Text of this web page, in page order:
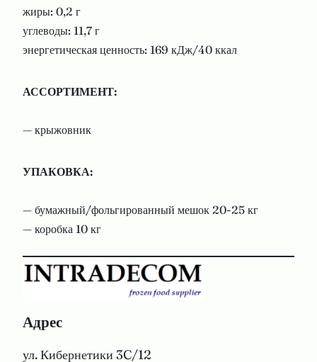
жиры: 0,2 г
углеводы: 11,7 г
энергетическая ценность: 169 кДж/40 ккал
АССОРТИМЕНТ:
— крыжовник
УПАКОВКА:
— бумажный/фольгированный мешок 20-25 кг
— коробка 10 кг
Адрес
ул. Кибернетики 3C/12